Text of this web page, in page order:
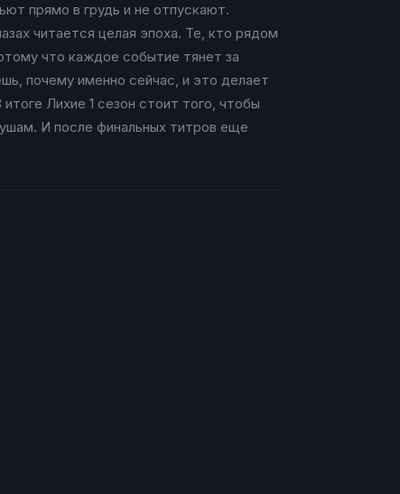
прямо в грудь и не отпускают.
читается целая эпоха. Те, кто рядом
что каждое событие тянет за
почему именно сейчас, и это делает
Лихие 1 сезон стоит того, чтобы
И после финальных титров еще